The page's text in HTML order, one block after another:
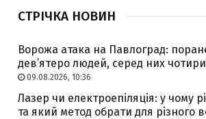
СТРІЧКА НОВИН
Ворожа атака на Павлоград:
дев’ятеро людей, серед них
09.08.2026, 10:36
Лазер чи електроепіляція: у чому
та який метод обрати для різного